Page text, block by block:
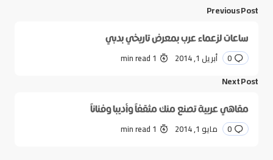
Previous Post
ساعات لزعماء عرب بمعرض تاريخي بدبي
0 أبريل 1, 2014 1 min read
Next Post
مقاهي عربية تصنع منك مثقفاً وأديبا وفناناً
0 مايو 1, 2014 1 min read